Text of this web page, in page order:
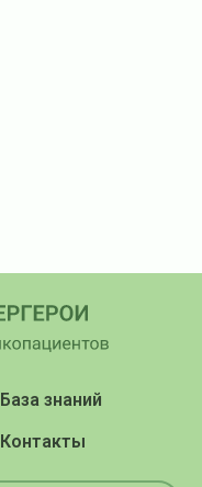
База знаний
Контакты